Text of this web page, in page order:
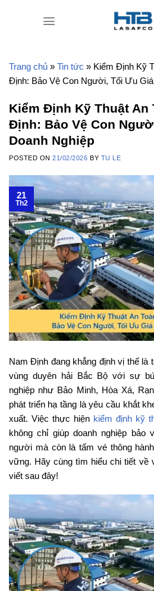
Trang chủ » Tin tức » Kiểm Định Kỹ
Định: Bảo Vệ Con Người, Tối Ưu
Kiểm Định Kỹ Thuật An
Định: Bảo Vệ Con
Doanh Nghiệp
POSTED ON21/02/2026 BY TU LE
21
Th2
Nam Định đang khẳng định vị thế là
vùng duyên hải Bắc Bộ với sự
nghiệp như Bảo Minh, Hòa Xá,
phát triển hạ tầng là yêu cầu khắt
xuất. Việc thực hiện kiểm định kỹ
không chỉ giúp doanh nghiệp bảo
người mà còn là tấm vé thông
vững. Hãy cùng tìm hiểu chi tiết về
viết sau đây!